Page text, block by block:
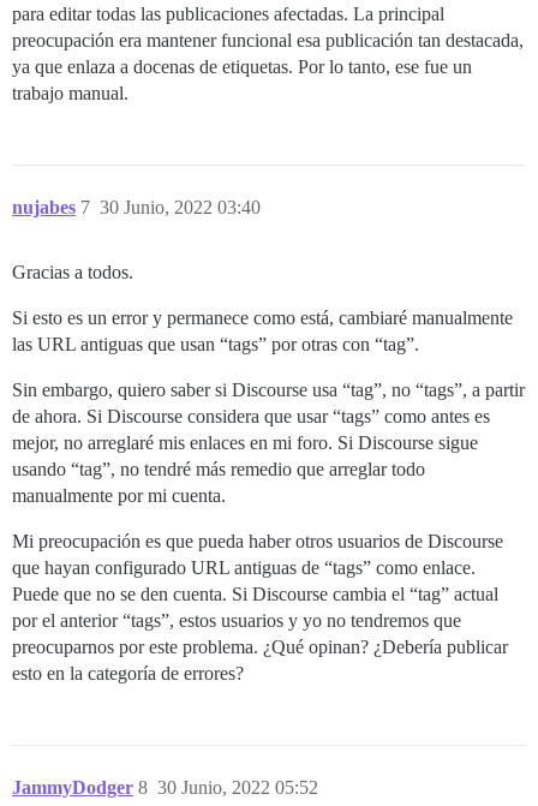
para editar todas las publicaciones afectadas. La principal
preocupación era mantener funcional esa publicación tan destacada,
ya que enlaza a docenas de etiquetas. Por lo tanto, ese fue un
trabajo manual.
nujabes 30 Junio, 2022 03:40
7
Gracias a todos.
Si esto es un error y permanece como está, cambiaré manualmente
las URL antiguas que usan “tags” por otras con “tag”.
Sin embargo, quiero saber si Discourse usa “tag”, no “tags”, a partir
de ahora. Si Discourse considera que usar “tags” como antes es
mejor, no arreglaré mis enlaces en mi foro. Si Discourse sigue
usando “tag”, no tendré más remedio que arreglar todo
manualmente por mi cuenta.
Mi preocupación es que pueda haber otros usuarios de Discourse
que hayan configurado URL antiguas de “tags” como enlace.
Puede que no se den cuenta. Si Discourse cambia el “tag” actual
por el anterior “tags”, estos usuarios y yo no tendremos que
preocuparnos por este problema. ¿Qué opinan? ¿Debería publicar
esto en la categoría de errores?
JammyDodger 30 Junio, 2022 05:52
8